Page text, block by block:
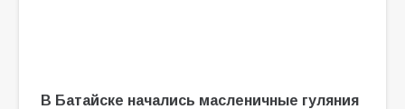
В Батайске начались масленичные гуляния